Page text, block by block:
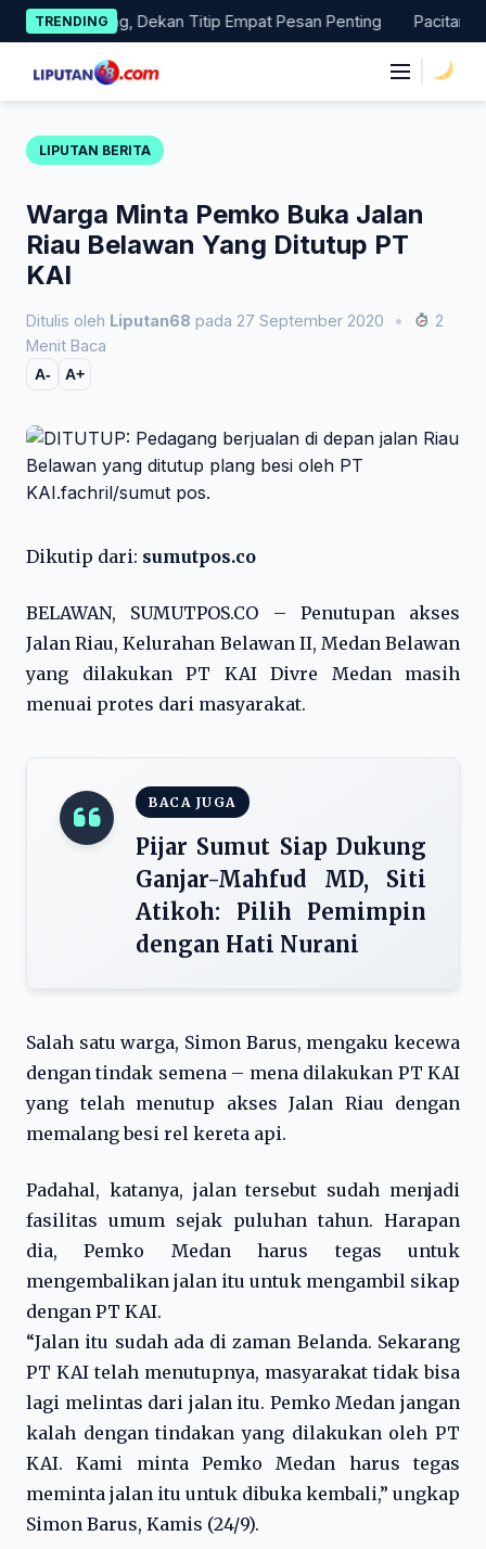
Skip
to
content
TRENDING
Magang, Dekan Titip Empat Pesan Penting Pacitan
LIPUTAN BERITA
Warga Minta Pemko Buka Jalan
Riau Belawan Yang Ditutup PT
KAI
Ditulis oleh Liputan68 pada 27 September 2020 •
2
Menit Baca
A- A+
Dikutip dari: sumutpos.co
BELAWAN, SUMUTPOS.CO – Penutupan akses
Jalan Riau, Kelurahan Belawan II, Medan Belawan
yang dilakukan PT KAI Divre Medan masih
menuai protes dari masyarakat.
BACA JUGA
Pijar Sumut Siap Dukung
Ganjar-Mahfud MD, Siti
Atikoh: Pilih Pemimpin
dengan Hati Nurani
Salah satu warga, Simon Barus, mengaku kecewa
dengan tindak semena – mena dilakukan PT KAI
yang telah menutup akses Jalan Riau dengan
memalang besi rel kereta api.
Padahal, katanya, jalan tersebut sudah menjadi
fasilitas umum sejak puluhan tahun. Harapan
dia, Pemko Medan harus tegas untuk
mengembalikan jalan itu untuk mengambil sikap
dengan PT KAI.
“Jalan itu sudah ada di zaman Belanda. Sekarang
PT KAI telah menutupnya, masyarakat tidak bisa
lagi melintas dari jalan itu. Pemko Medan jangan
kalah dengan tindakan yang dilakukan oleh PT
KAI. Kami minta Pemko Medan harus tegas
meminta jalan itu untuk dibuka kembali,” ungkap
Simon Barus, Kamis (24/9).